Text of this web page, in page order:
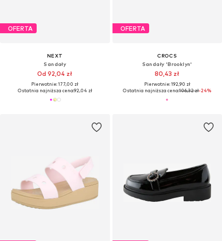
OFERTA
NEXT
Sandały
Od 92,04 zł
Pierwotnie: 177,00 zł
Ostatnia najniższa cena:92,04 zł
OFERTA
CROCS
Sandały 'Brooklyn'
80,43 zł
Pierwotnie: 192,90 zł
Ostatnia najniższa cena:106,32 zł-24%